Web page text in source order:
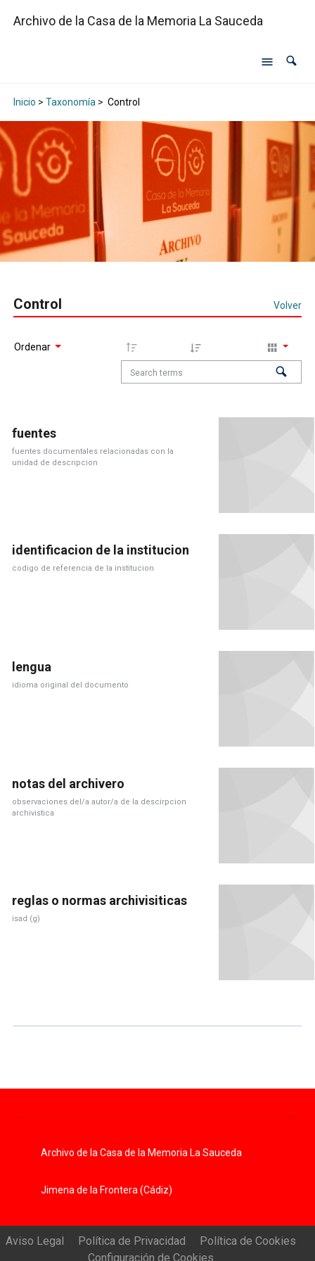
Archivo de la Casa de la Memoria La Sauceda
Inicio > Taxonomía > Control
Control Volver
Ordenar
fuentes
fuentes documentales relacionadas con la
unidad de descripcion
identificacion de la institucion
codigo de referencia de la institucion
lengua
idioma original del documento
notas del archivero
observaciones del/a autor/a de la descirpcion
archivistica
reglas o normas archivisiticas
isad (g)
Archivo de la Casa de la Memoria La Sauceda
Jimena de la Frontera (Cádiz)
Aviso Legal Política de Privacidad
Política de Cookies
Configuración de Cookies